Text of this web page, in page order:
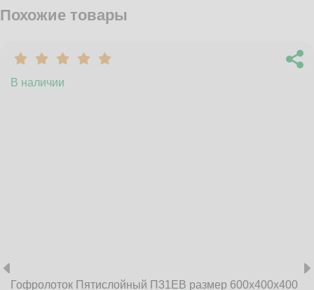
Похожие товары
В наличии
Гофролоток Пятислойный П31EB размер 600x400x400